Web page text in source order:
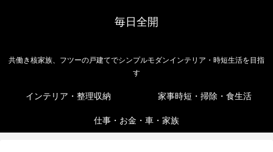
毎日全開
共働き核家族、フツーの戸建てでシンプルモダンインテリア・時短生活を目指
す
インテリア・整理収納 家事時短・掃除・食生活
仕事・お金・車・家族